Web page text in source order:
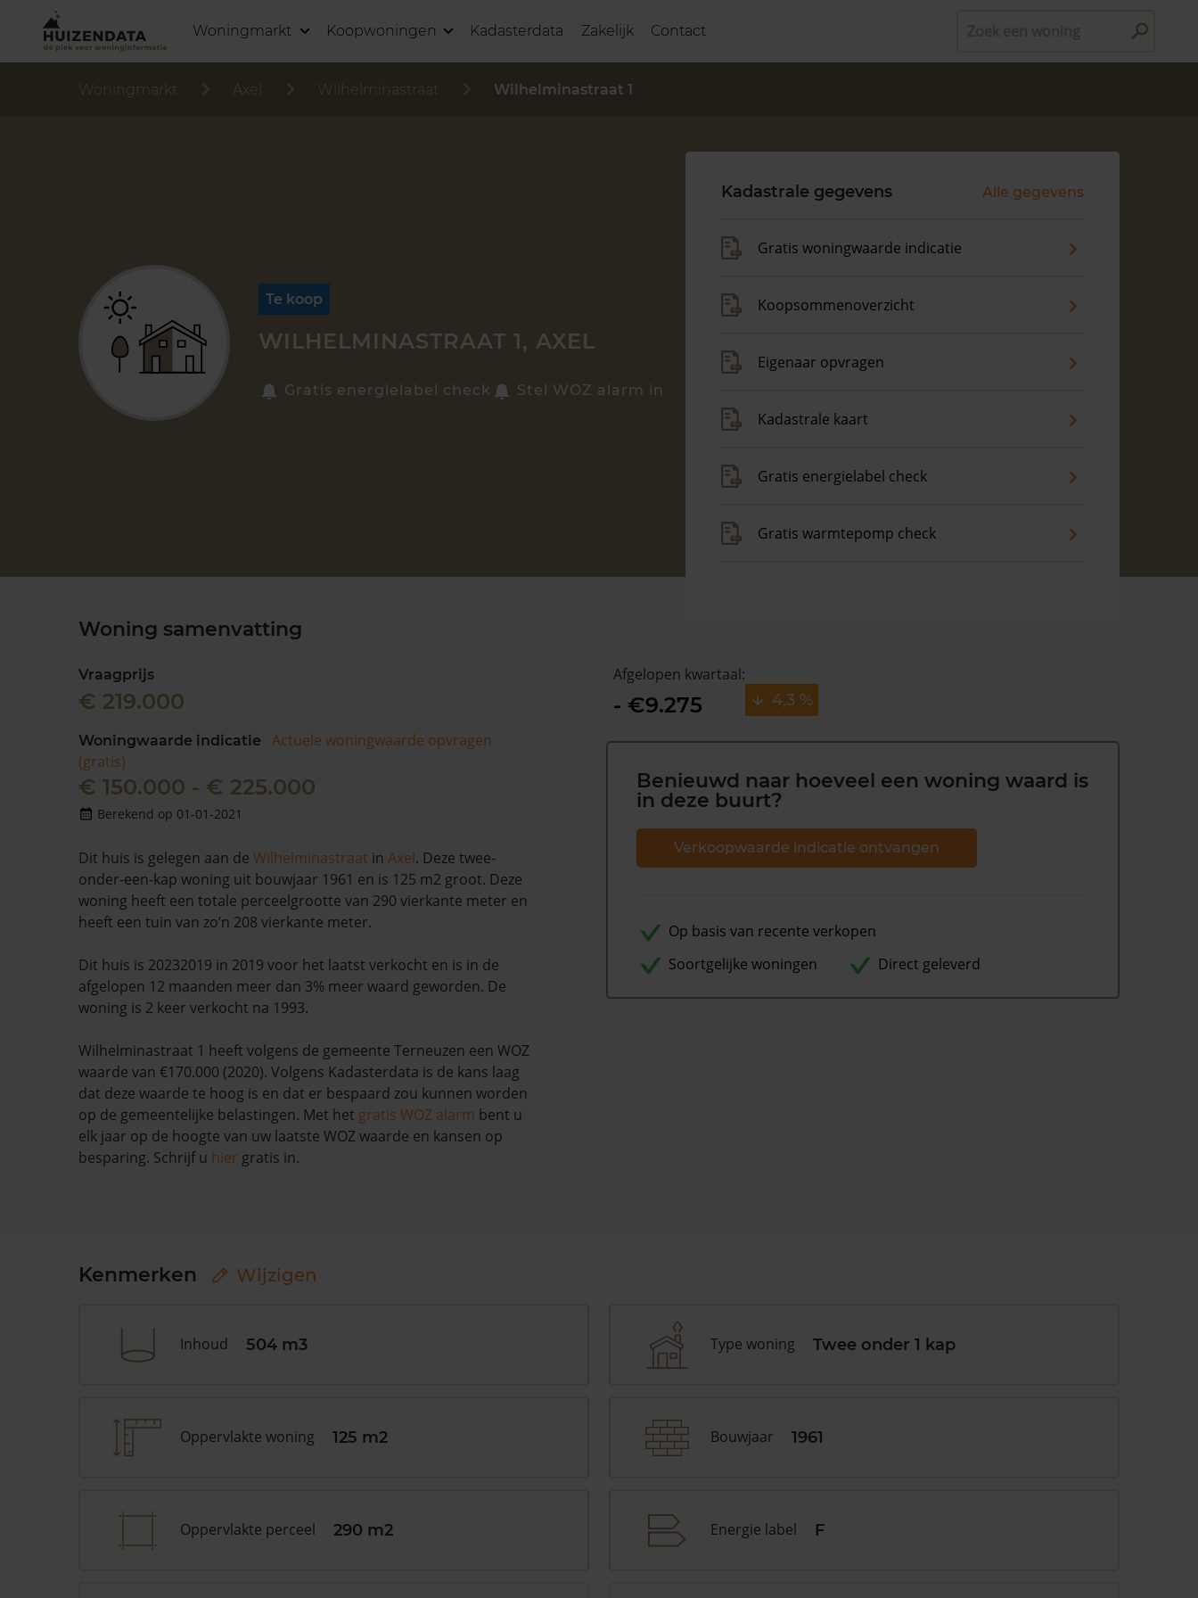
Woningmarkt Koopwoningen Kadasterdata Zakelijk Contact
Woningmarkt Axel Wilhelminastraat Wilhelminastraat 1
Te koop
WILHELMINASTRAAT 1, AXEL
Gratis energielabel check Stel WOZ alarm in
Kadastrale gegevens Alle gegevens
Gratis woningwaarde indicatie
Koopsommenoverzicht
Eigenaar opvragen
Kadastrale kaart
Gratis energielabel check
Gratis warmtepomp check
Woning samenvatting
Vraagprijs
€ 219.000
Woningwaarde indicatie
Actuele woningwaarde opvragen
(gratis)
€ 150.000 - € 225.000
Berekend op 01-01-2021
Dit huis is gelegen aan de Wilhelminastraat in Axel. Deze twee-
onder-een-kap woning uit bouwjaar 1961 en is 125 m2 groot. Deze
woning heeft een totale perceelgrootte van 290 vierkante meter en
heeft een tuin van zo’n 208 vierkante meter.
Dit huis is 20232019 in 2019 voor het laatst verkocht en is in de
afgelopen 12 maanden meer dan 3% meer waard geworden. De
woning is 2 keer verkocht na 1993.
Wilhelminastraat 1 heeft volgens de gemeente Terneuzen een WOZ
waarde van €170.000 (2020). Volgens Kadasterdata is de kans laag
dat deze waarde te hoog is en dat er bespaard zou kunnen worden
op de gemeentelijke belastingen. Met het gratis WOZ alarm bent u
elk jaar op de hoogte van uw laatste WOZ waarde en kansen op
besparing. Schrijf u hier gratis in.
Afgelopen kwartaal:
- €9.275 4,3 %
Benieuwd naar hoeveel een woning waard is
in deze buurt?
Verkoopwaarde indicatie ontvangen
Op basis van recente verkopen
Soortgelijke woningen
Direct geleverd
Kenmerken Wijzigen
Inhoud 504 m3 Type woning Twee onder 1 kap
Oppervlakte woning 125 m2 Bouwjaar 1961
Oppervlakte perceel 290 m2 Energie label F